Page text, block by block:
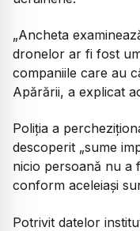
„Ancheta
dronelor ar fi fost
companiile care au
Apărării, a explicat
Poliția a
descoperit „sume
nicio persoană nu a
conform aceleiași
Potrivit datelor